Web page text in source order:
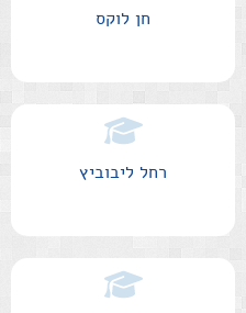
חן לוקס
רחל ליבוביץ